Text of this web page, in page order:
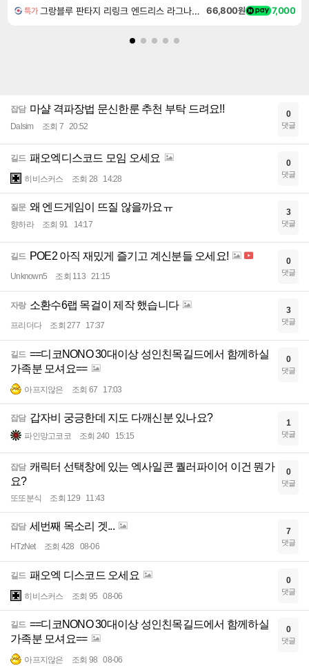
특가 그랑블루 판타지 리링크 엔드리스 라그나로크 Granblue Fantasy Relink Endless Ragnarok 66,800원 7,000
잡담 마샬 격파장법 문신한룬 추천 부탁 드려요!!
Dalsim 조회 7 20:52
0
댓글
길드 패오엑디스코드 모임 오세요
히비스커스 조회 28 14:28
0
댓글
질문 왜 엔드게임이 뜨질 않을까요ㅠ
향하라 조회 91 14:17
3
댓글
길드 POE2 아직 재밌게 즐기고 계신분들 오세요!
Unknown5 조회 113 21:15
0
댓글
자랑 소환수6랩 목걸이 제작 했습니다
프리더다 조회 277 17:37
3
댓글
길드 ==디코NONO 30대이상 성인친목길드에서 함께하실
가족분 모셔요==
아프지않은 조회 67 17:03
0
댓글
잡담 갑자비 궁긍한데 지도 다깨신분 있나요?
파인망고코코 조회 240 15:15
1
댓글
잡담 캐릭터 선택창에 있는 엑사일콘 퀄러파이어 이건 뭔가
요?
또또분식 조회 129 11:43
0
댓글
잡담 세번째 목소리 겟...
HTzNet 조회 428 08-06
7
댓글
길드 패오엑 디스코드 오세요
히비스커스 조회 95 08-06
0
댓글
길드 ==디코NONO 30대이상 성인친목길드에서 함께하실
가족분 모셔요==
아프지않은 조회 98 08-06
0
댓글